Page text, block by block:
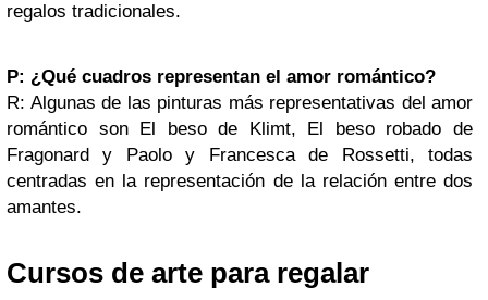
regalos tradicionales.
P: ¿Qué cuadros representan el amor romántico?
R: Algunas de las pinturas más representativas del amor
romántico son El beso de Klimt, El beso robado de
Fragonard y Paolo y Francesca de Rossetti, todas
centradas en la representación de la relación entre dos
amantes.
Cursos de arte para regalar